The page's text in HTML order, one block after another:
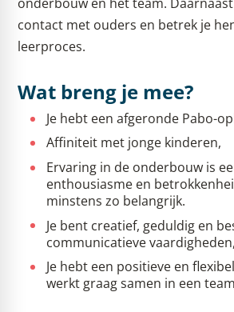
contact met ouders en betrek je
leerproces.
Wat breng je mee?
Je hebt een afgeronde Pabo-
Affiniteit met jonge kinderen,
Ervaring in de onderbouw is
enthousiasme en
minstens zo belangrijk.
Je bent creatief, geduldig en
communicatieve vaardigheden,
Je hebt een positieve en
werkt graag samen in een